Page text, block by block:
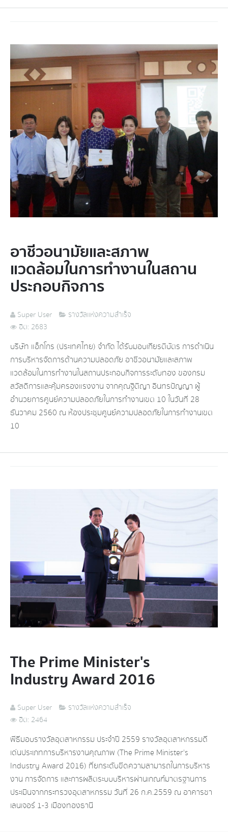
อาชีวอนามัยและสภาพ
แวดล้อมในการทำงานในสถาน
ประกอบกิจการ
Super User
รางวัลแห่งความสำเร็จ
ฮิต: 2683
บริษัท แอ็กโกร (ประเทศไทย) จำกัด ได้รับมอบเกียรติบัตร การดำเนิน
การบริหารจัดการด้านความปลอดภัย อาชีวอนามัยและสภาพ
แวดล้อมในการทำงานในสถานประกอบกิจการระดับทอง ของกรม
สวัสดิการและคุ้มครองแรงงาน จากคุณฐิติญา อินทรปัญญา ผู้
อำนวยการศูนย์ความปลอดภัยในการทำงานเขต 10 ในวันที่ 28
ธันวาคม 2560 ณ ห้องประชุมศูนย์ความปลอดภัยในการทำงานเขต
10
The Prime Minister's
Industry Award 2016
Super User
รางวัลแห่งความสำเร็จ
ฮิต: 2464
พีธีมอบรางวัลอุตสาหกรรม ประจำปี 2559 รางวัลอุตสาหกรรมดี
เด่นประเภทการบริหารงานคุณภาพ (The Prime Minister's
Industry Award 2016) ที่ยกระดับขีดความสามารถในการบริหาร
งาน การจัดการ และการผลิตระบบบริหารผ่านเกณฑ์มาตรฐานการ
ประเมินจากกระทรวงอุตสาหกรรม วันที่ 26 ก.ค.2559 ณ อาคารชา
เลนเจอร์ 1-3 เมืองทองธานี